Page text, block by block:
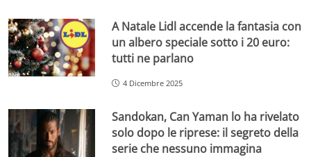
A Natale Lidl accende la fantasia con
un albero speciale sotto i 20 euro:
tutti ne parlano
4 Dicembre 2025
Sandokan, Can Yaman lo ha rivelato
solo dopo le riprese: il segreto della
serie che nessuno immagina